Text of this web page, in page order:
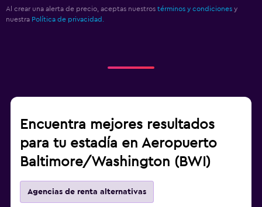
Al crear una alerta de precio, aceptas nuestros términos y condiciones y
nuestra Política de privacidad.
Encuentra mejores resultados
para tu estadía en Aeropuerto
Baltimore/Washington (BWI)
Agencias de renta alternativas